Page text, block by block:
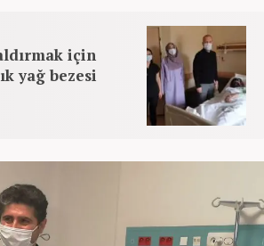
için
yağ bezesi